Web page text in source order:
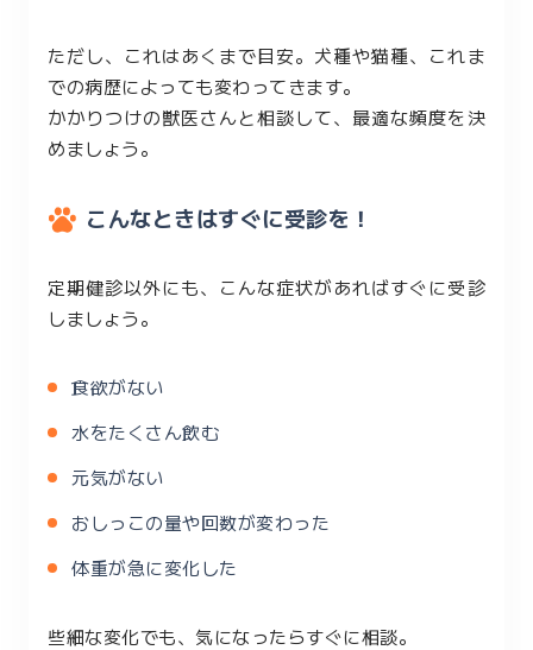
ただし、これはあくまで目安。犬種や猫種、これま
での病歴によっても変わってきます。
かかりつけの獣医さんと相談して、最適な頻度を決
めましょう。
こんなときはすぐに受診を！
定期健診以外にも、こんな症状があればすぐに受診
しましょう。
食欲がない
水をたくさん飲む
元気がない
おしっこの量や回数が変わった
体重が急に変化した
些細な変化でも、気になったらすぐに相談。